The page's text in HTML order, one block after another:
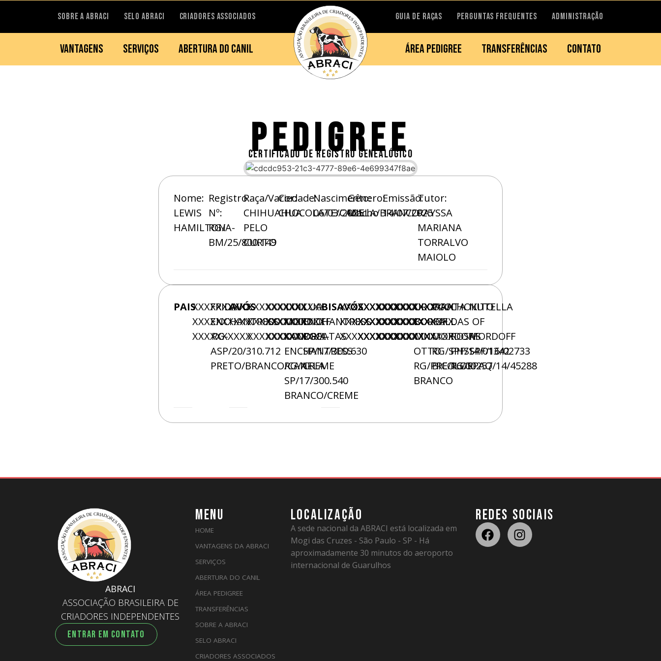
SOBRE A ABRACI SELO ABRACI CRIADORES ASSOCIADOS GUIA DE RAÇAS PERGUNTAS FREQUENTES ADMINISTRAÇÃO
VANTAGENS SERVIÇOS ABERTURA DO CANIL ÁREA PEDIGREE TRANSFERÊNCIAS CONTATO
PEDIGREE
CERTIFICADO DE REGISTRO GENEALÓGICO
Nome:
LEWIS
HAMILTON
Registro
Nº:
RG/A-
BM/25/800.149
Raça/Variedade:
CHIHUAHUA
PELO
CURTO
Cor:
CHOCOLATE/CANELA/BRANCO
Nascimento:
06/03/2025
Gênero:
Macho
Emissão:
14/07/2025
Tutor:
RAYSSA
MARIANA
TORRALVO
MAIOLO
PAISXXXXXXXXXX
XXXXXXXXXX
XXXXXXXXXX
FRIDA
ENCHANTRESS
RG-
ASP/20/310.712
PRETO/BRANCO/CANELA
AVÓSXXXXXXXXXX
XXXXXXXXXX
XXXXXXXXXX
XXXXXXXXXX
XXXXXXXXXX
XXXXXXXXXX
LUI
MORDOFF
KANDREATAS
ENCHANTRESS
RG/A-
SP/17/300.540
BRANCO/CREME
LUA
ENCHANTRESS
RG/A-
SP/17/300.630
CREME
BISAVÓS
XXXXXXXXXX
XXXXXXXXXX
XXXXXXXXXX
XXXXXXXXXX
XXXXXXXXXX
XXXXXXXXXX
XXXXXXXXXX
XXXXXXXXXX
XXXXXXXXXX
XXXXXXXXXX
XXXXXXXXXX
XXXXXXXXXX
URORAH
BOREALL
MN
OTTO
RG/PRE/16/00257
BRANCO
PIRATA
OF
MORDOFF
RG/SPF/14/01342
BICOLOR
CHOKITO
DAS
ROSAS
PHSS
RG/SPAQ/14/45288
NUTELLA
OF
MORDOFF
SPF/16/02733
ABRACI
ASSOCIAÇÃO BRASILEIRA DE
CRIADORES INDEPENDENTES
ENTRAR EM CONTATO
MENU
HOME
VANTAGENS DA ABRACI
SERVIÇOS
ABERTURA DO CANIL
ÁREA PEDIGREE
TRANSFERÊNCIAS
SOBRE A ABRACI
SELO ABRACI
CRIADORES ASSOCIADOS
LOCALIZAÇÃO
A sede nacional da ABRACI está localizada em
Mogi das Cruzes - São Paulo - SP - Há
aproximadamente 30 minutos do aeroporto
internacional de Guarulhos
REDES SOCIAIS